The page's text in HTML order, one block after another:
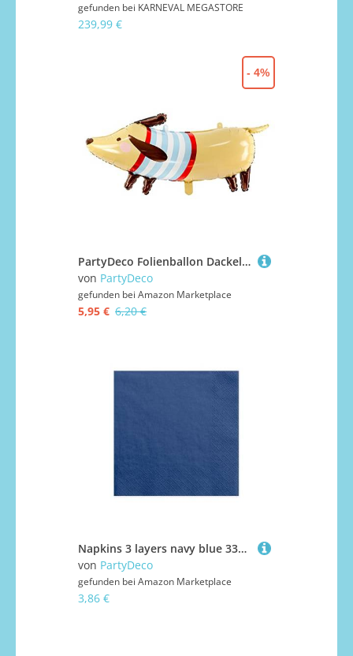
gefunden bei KARNEVAL MEGASTORE
239,99 €
PartyDeco Folienballon Dackel 90x40cm mix Luftballon Geburtstagsparty Geburtstagsfest Folienballon Gas Helium Party Dekoration
von PartyDeco
gefunden bei Amazon Marketplace
5,95 € 6,20 €
- 4%
Napkins 3 layers navy blue 33x33cm (1 pkt / 20 pc.)
von PartyDeco
gefunden bei Amazon Marketplace
3,86 €